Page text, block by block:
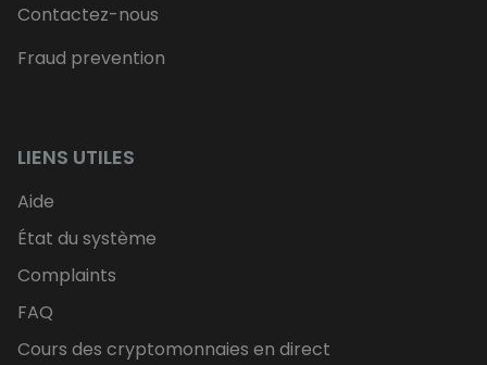
Contactez-nous
Fraud prevention
LIENS UTILES
Aide
État du système
Complaints
FAQ
Cours des cryptomonnaies en direct